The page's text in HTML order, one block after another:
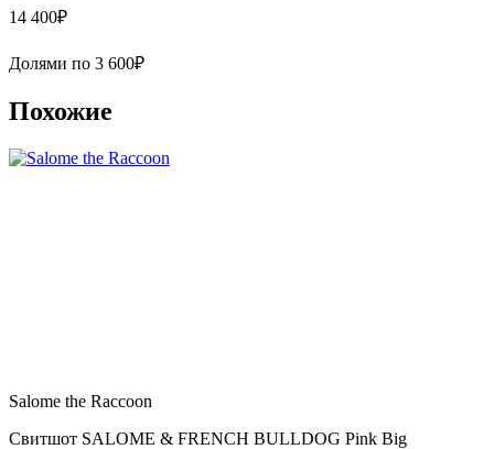
14 400₽
Долями по 3 600₽
Похожие
Salome the Raccoon
Свитшот SALOME & FRENCH BULLDOG Pink Big